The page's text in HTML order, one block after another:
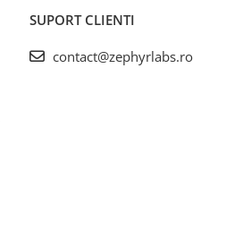
SUPORT CLIENTI
contact@zephyrlabs.ro